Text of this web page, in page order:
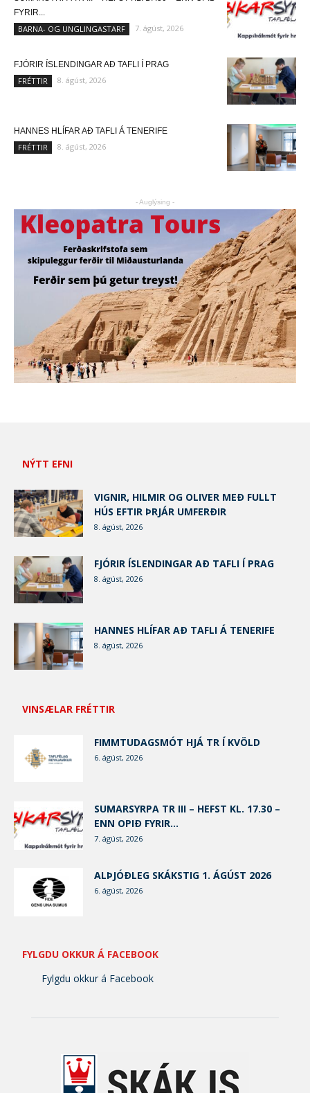
FYRIR...
BARNA- OG UNGLINGASTARF 7. ágúst, 2026
FJÓRIR ÍSLENDINGAR AÐ TAFLI Í PRAG
FRÉTTIR 8. ágúst, 2026
HANNES HLÍFAR AÐ TAFLI Á TENERIFE
FRÉTTIR 8. ágúst, 2026
- Auglýsing -
NÝTT EFNI
VIGNIR, HILMIR OG OLIVER MEÐ FULLT
HÚS EFTIR ÞRJÁR UMFERÐIR
8. ágúst, 2026
FJÓRIR ÍSLENDINGAR AÐ TAFLI Í PRAG
8. ágúst, 2026
HANNES HLÍFAR AÐ TAFLI Á TENERIFE
8. ágúst, 2026
VINSÆLAR FRÉTTIR
FIMMTUDAGSMÓT HJÁ TR Í KVÖLD
6. ágúst, 2026
SUMARSYRPA TR III – HEFST KL. 17.30 –
ENN OPIÐ FYRIR...
7. ágúst, 2026
ALÞJÓÐLEG SKÁKSTIG 1. ÁGÚST 2026
6. ágúst, 2026
FYLGDU OKKUR Á FACEBOOK
Fylgdu okkur á Facebook